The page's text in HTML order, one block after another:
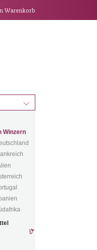
Warenkorb
d
Winzern